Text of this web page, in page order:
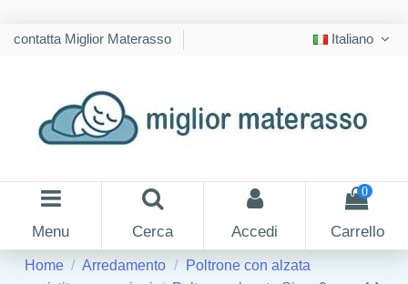
contatta Miglior Materasso Italiano
Menu Cerca Accedi
0
Carrello
Home Arredamento
Poltrone con alzata